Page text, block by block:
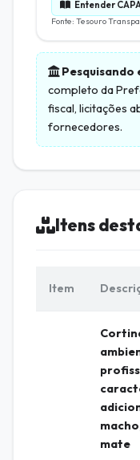
Entender
Fonte: Tesouro
completo da
fiscal, licitações
fornecedores.
Itens
Item
mate